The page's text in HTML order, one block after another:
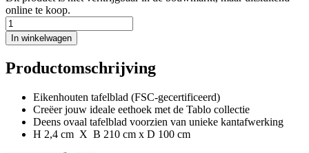
online te koop.
In winkelwagen
Productomschrijving
Eikenhouten tafelblad (FSC-gecertificeerd)
Creëer jouw ideale eethoek met de Tablo collectie
Deens ovaal tafelblad voorzien van unieke kantafwerking
H 2,4 cm X B 210 cm x D 100 cm